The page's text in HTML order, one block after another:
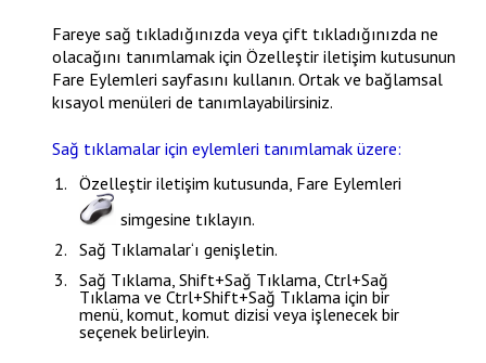
Fareye sağ tıkladığınızda veya çift tıkladığınızda ne
olacağını tanımlamak içinÖzelleştir iletişim kutusunun
Fare Eylemleri sayfasını kullanın. Ortak ve bağlamsal
kısayol menüleri de tanımlayabilirsiniz.
Sağ tıklamalar için eylemleri tanımlamak üzere:
Özelleştir iletişim kutusunda, Fare Eylemleri
simgesine tıklayın.
Sağ Tıklamalar‘ı genişletin.
Sağ Tıklama,Shift+Sağ Tıklama,Ctrl+Sağ
Tıklama veCtrl+Shift+Sağ Tıklama için bir
menü, komut, komut dizisi veya işlenecek bir
seçenek belirleyin.